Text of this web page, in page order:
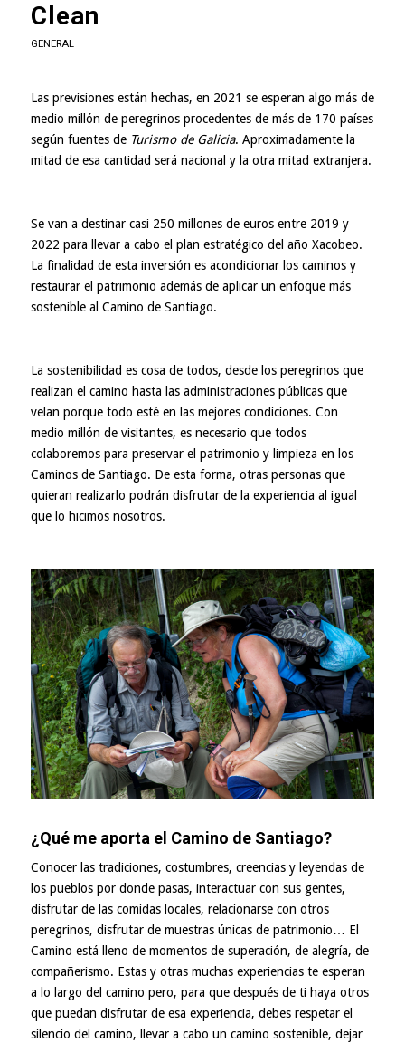
Clean
GENERAL
Las previsiones están hechas, en 2021 se esperan algo más de
medio millón de peregrinos procedentes de más de 170 países
según fuentes de Turismo de Galicia. Aproximadamente la
mitad de esa cantidad será nacional y la otra mitad extranjera.
Se van a destinar casi 250 millones de euros entre 2019 y
2022 para llevar a cabo el plan estratégico del año Xacobeo.
La finalidad de esta inversión es acondicionar los caminos y
restaurar el patrimonio además de aplicar un enfoque más
sostenible al Camino de Santiago.
La sostenibilidad es cosa de todos, desde los peregrinos que
realizan el camino hasta las administraciones públicas que
velan porque todo esté en las mejores condiciones. Con
medio millón de visitantes, es necesario que todos
colaboremos para preservar el patrimonio y limpieza en los
Caminos de Santiago. De esta forma, otras personas que
quieran realizarlo podrán disfrutar de la experiencia al igual
que lo hicimos nosotros.
¿Qué me aporta el Camino de Santiago?
Conocer las tradiciones, costumbres, creencias y leyendas de
los pueblos por donde pasas, interactuar con sus gentes,
disfrutar de las comidas locales, relacionarse con otros
peregrinos, disfrutar de muestras únicas de patrimonio… El
Camino está lleno de momentos de superación, de alegría, de
compañerismo. Estas y otras muchas experiencias te esperan
a lo largo del camino pero, para que después de ti haya otros
que puedan disfrutar de esa experiencia, debes respetar el
silencio del camino, llevar a cabo un camino sostenible, dejar